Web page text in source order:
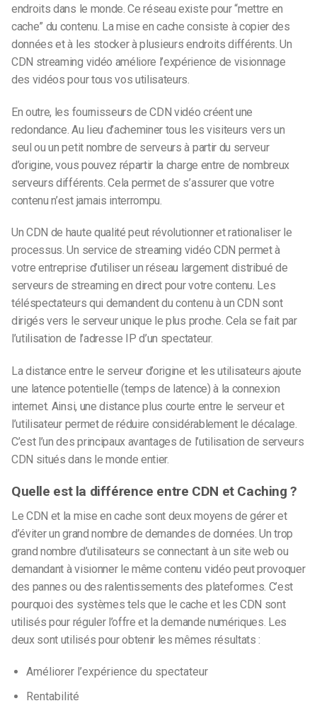
endroits dans le monde. Ce réseau existe pour “mettre en
cache” du contenu. La mise en cache consiste à copier des
données et à les stocker à plusieurs endroits différents. Un
CDN streaming vidéo améliore l’expérience de visionnage
des vidéos pour tous vos utilisateurs.
En outre, les fournisseurs de CDN vidéo créent une
redondance. Au lieu d’acheminer tous les visiteurs vers un
seul ou un petit nombre de serveurs à partir du serveur
d’origine, vous pouvez répartir la charge entre de nombreux
serveurs différents. Cela permet de s’assurer que votre
contenu n’est jamais interrompu.
Un CDN de haute qualité peut révolutionner et rationaliser le
processus. Un service de streaming vidéo CDN permet à
votre entreprise d’utiliser un réseau largement distribué de
serveurs de streaming en direct pour votre contenu. Les
téléspectateurs qui demandent du contenu à un CDN sont
dirigés vers le serveur unique le plus proche. Cela se fait par
l’utilisation de l’adresse IP d’un spectateur.
La distance entre le serveur d’origine et les utilisateurs ajoute
une latence potentielle (temps de latence) à la connexion
internet. Ainsi, une distance plus courte entre le serveur et
l’utilisateur permet de réduire considérablement le décalage.
C’est l’un des principaux avantages de l’utilisation de serveurs
CDN situés dans le monde entier.
Quelle est la différence entre CDN et Caching ?
Le CDN et la mise en cache sont deux moyens de gérer et
d’éviter un grand nombre de demandes de données. Un trop
grand nombre d’utilisateurs se connectant à un site web ou
demandant à visionner le même contenu vidéo peut provoquer
des pannes ou des ralentissements des plateformes. C’est
pourquoi des systèmes tels que le cache et les CDN sont
utilisés pour réguler l’offre et la demande numériques. Les
deux sont utilisés pour obtenir les mêmes résultats :
Améliorer l’expérience du spectateur
Rentabilité